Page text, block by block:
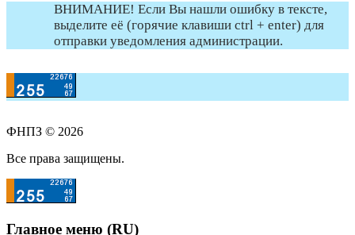
ВНИМАНИЕ! Если Вы нашли ошибку в тексте,
выделите её (горячие клавиши ctrl + enter) для
отправки уведомления администрации.
ФНПЗ © 2026
Все права защищены.
Главное меню (RU)